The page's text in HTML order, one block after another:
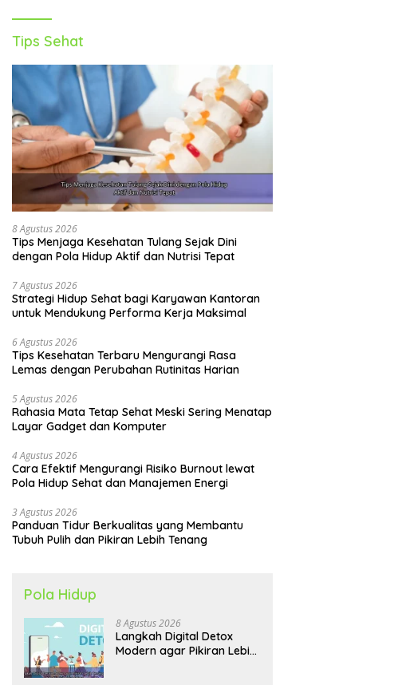
Tips Sehat
8 Agustus 2026
Tips Menjaga Kesehatan Tulang Sejak Dini
dengan Pola Hidup Aktif dan Nutrisi Tepat
7 Agustus 2026
Strategi Hidup Sehat bagi Karyawan Kantoran
untuk Mendukung Performa Kerja Maksimal
6 Agustus 2026
Tips Kesehatan Terbaru Mengurangi Rasa
Lemas dengan Perubahan Rutinitas Harian
5 Agustus 2026
Rahasia Mata Tetap Sehat Meski Sering Menatap
Layar Gadget dan Komputer
4 Agustus 2026
Cara Efektif Mengurangi Risiko Burnout lewat
Pola Hidup Sehat dan Manajemen Energi
3 Agustus 2026
Panduan Tidur Berkualitas yang Membantu
Tubuh Pulih dan Pikiran Lebih Tenang
Pola Hidup
8 Agustus 2026
Langkah Digital Detox
Modern agar Pikiran Lebih